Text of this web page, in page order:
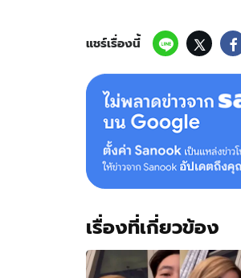
พระเอก
ตำแหน่ง
ลูก
แชร์เรื่องนี้
เรื่องที่เกี่ยวข้อง